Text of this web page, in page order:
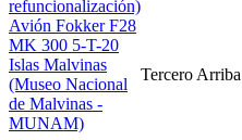
refuncionalización)
Avión Fokker F28
MK 300 5-T-20
Islas Malvinas
(Museo Nacional
de Malvinas -
MUNAM)
Tercero Arriba